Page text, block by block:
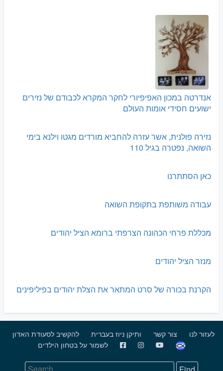
אנדרטה במכון האפיפיורי לחקר המקרא לכבודם של נזירים
ישועים חסידי אומות העולם
נזירה פולנית, אשר עזרה להחביא מורדים מגטו וילנא בימי
השואה, נפטרה בגיל 110
כאן הסתתרנו
עבודה משותפת בתקופת השואה
מכללת פרחי הכהונה הצרפתי ברומא הציל יהודים
מנזר הציל יהודים
הקרנת בכורה של סרט המתאר את הצלת יהודים בפיליפינים
לעזור לנו צור קשר ותיקן ניוז בעברית
להקשיב לסעודת האדון
לשמור על בטחון הילדים